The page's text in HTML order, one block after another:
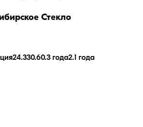
Стекло
24.330.60.3 года2.1 года